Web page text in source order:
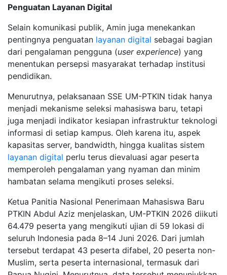
Penguatan Layanan Digital
Selain komunikasi publik, Amin juga menekankan
pentingnya penguatan layanan digital sebagai bagian
dari pengalaman pengguna (user experience) yang
menentukan persepsi masyarakat terhadap institusi
pendidikan.
Menurutnya, pelaksanaan SSE UM-PTKIN tidak hanya
menjadi mekanisme seleksi mahasiswa baru, tetapi
juga menjadi indikator kesiapan infrastruktur teknologi
informasi di setiap kampus. Oleh karena itu, aspek
kapasitas server, bandwidth, hingga kualitas sistem
layanan digital perlu terus dievaluasi agar peserta
memperoleh pengalaman yang nyaman dan minim
hambatan selama mengikuti proses seleksi.
Ketua Panitia Nasional Penerimaan Mahasiswa Baru
PTKIN Abdul Aziz menjelaskan, UM-PTKIN 2026 diikuti
64.479 peserta yang mengikuti ujian di 59 lokasi di
seluruh Indonesia pada 8–14 Juni 2026. Dari jumlah
tersebut terdapat 43 peserta difabel, 20 peserta non-
Muslim, serta peserta internasional, termasuk dari